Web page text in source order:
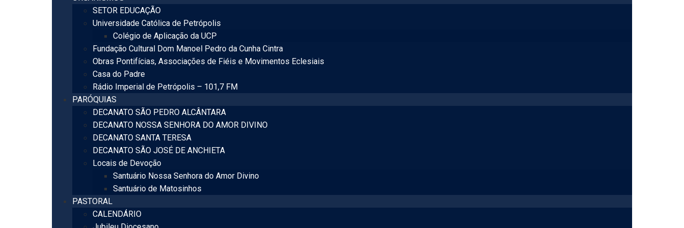
SETOR EDUCAÇÃO
Universidade Católica de Petrópolis
Colégio de Aplicação da UCP
Fundação Cultural Dom Manoel Pedro da Cunha Cintra
Obras Pontifícias, Associações de Fiéis e Movimentos Eclesiais
Casa do Padre
Rádio Imperial de Petrópolis – 101,7 FM
PARÓQUIAS
DECANATO SÃO PEDRO ALCÂNTARA
DECANATO NOSSA SENHORA DO AMOR DIVINO
DECANATO SANTA TERESA
DECANATO SÃO JOSÉ DE ANCHIETA
Locais de Devoção
Santuário Nossa Senhora do Amor Divino
Santuário de Matosinhos
PASTORAL
CALENDÁRIO